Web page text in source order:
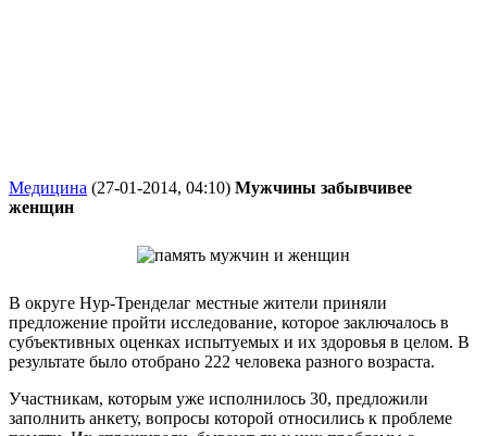
Медицина (27-01-2014, 04:10) Мужчины забывчивее
женщин
В округе Нур-Тренделаг местные жители приняли
предложение пройти исследование, которое заключалось в
субъективных оценках испытуемых и их здоровья в целом. В
результате было отобрано 222 человека разного возраста.
Участникам, которым уже исполнилось 30, предложили
заполнить анкету, вопросы которой относились к проблеме